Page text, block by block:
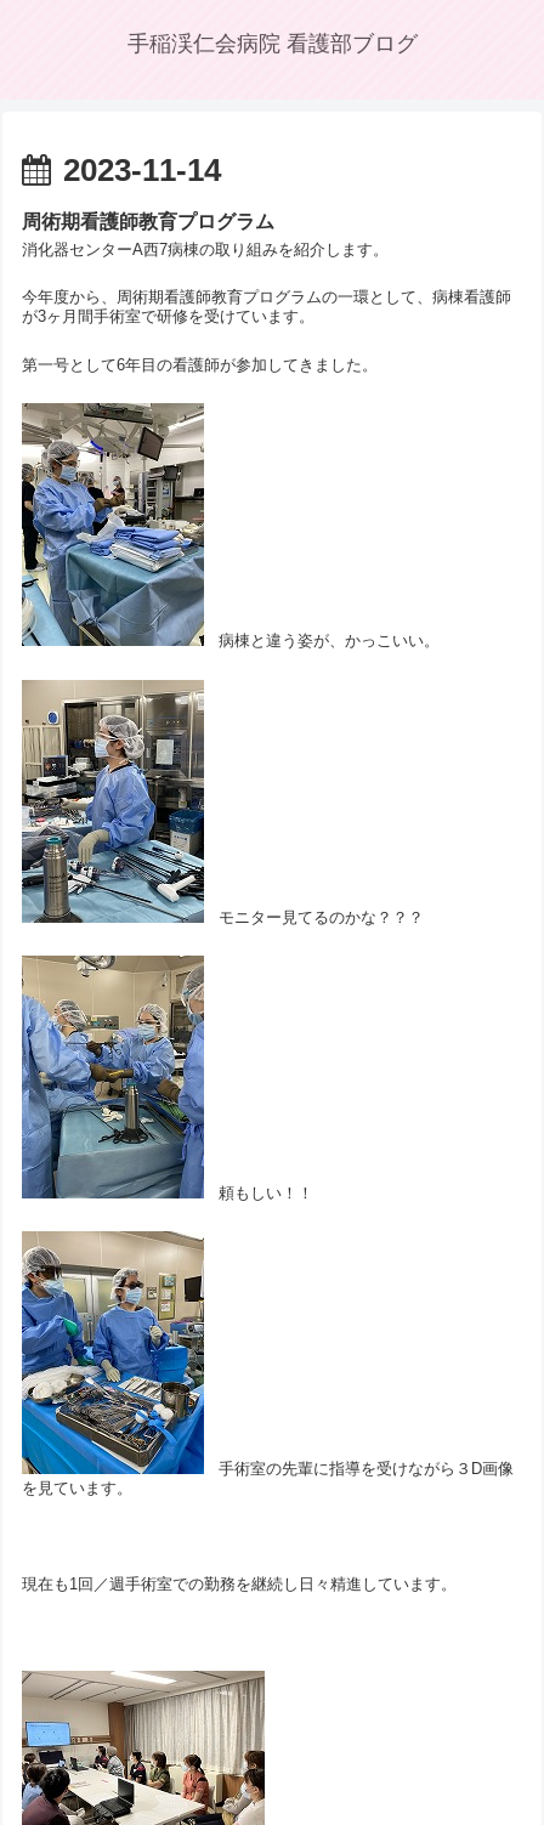
手稲渓仁会病院 看護部ブログ
2023-11-14
周術期看護師教育プログラム
消化器センターA西7病棟の取り組みを紹介します。
今年度から、周術期看護師教育プログラムの一環として、病棟看護師
が3ヶ月間手術室で研修を受けています。
第一号として6年目の看護師が参加してきました。
病棟と違う姿が、かっこいい。
モニター見てるのかな？？？
頼もしい！！
手術室の先輩に指導を受けながら３D画像
を見ています。
現在も1回／週手術室での勤務を継続し日々精進しています。